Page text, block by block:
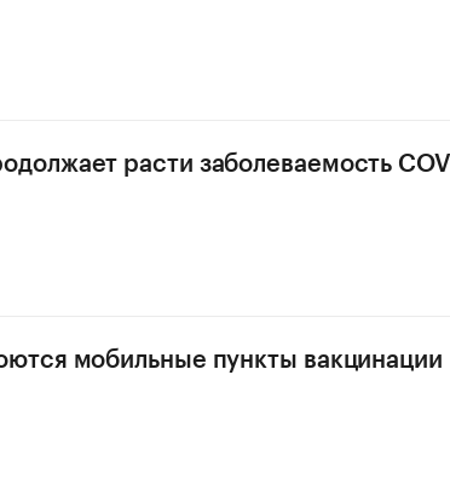
расти заболеваемость
мобильные пункты вакцинации